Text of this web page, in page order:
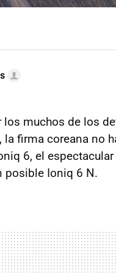
los muchos de los
, la firma coreana no
6, el espectacular
posible Ioniq 6 N.